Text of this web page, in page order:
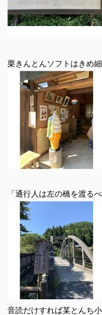
栗きんとんソフトはきめ
「通行人は左の橋を渡るべ
音読だけすれば某とんち